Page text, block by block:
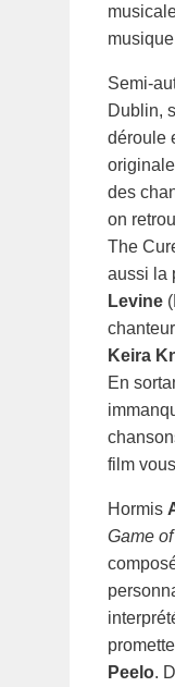
Semi-
Dublin,
déroule
des
on
The
aussi la
Levine
Keira
En
film
Hormis
Game
Peelo.